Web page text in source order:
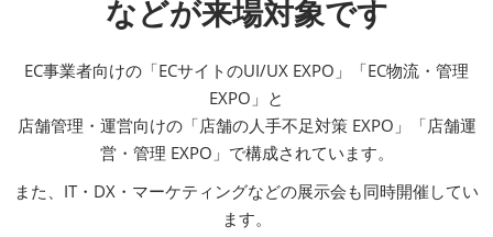
などが来場対象です
EC事業者向けの「ECサイトのUI/UX EXPO」「EC物流・管理
EXPO」と
店舗管理・運営向けの「店舗の人手不足対策 EXPO」「店舗運
営・管理 EXPO」で構成されています。
また、IT・DX・マーケティングなどの展示会も同時開催してい
ます。​